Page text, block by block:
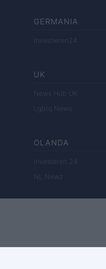
GERMANIA
Investieren24
UK
News Hub UK
Lgbtq News
OLANDA
Investeren 24
NL Newz